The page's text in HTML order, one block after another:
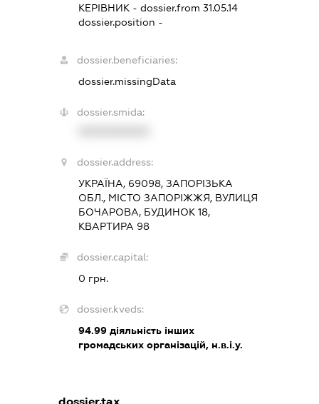
КЕРІВНИК - dossier.from 31.05.14
dossier.position -
dossier.beneficiaries:
dossier.missingData
dossier.smida:
dossier.address:
УКРАЇНА, 69098, ЗАПОРІЗЬКА
ОБЛ., МІСТО ЗАПОРІЖЖЯ, ВУЛИЦЯ
БОЧАРОВА, БУДИНОК 18,
КВАРТИРА 98
dossier.capital:
0 грн.
dossier.kveds:
94.99діяльність інших
громадських організацій, н.в.і.у.
dossier.tax